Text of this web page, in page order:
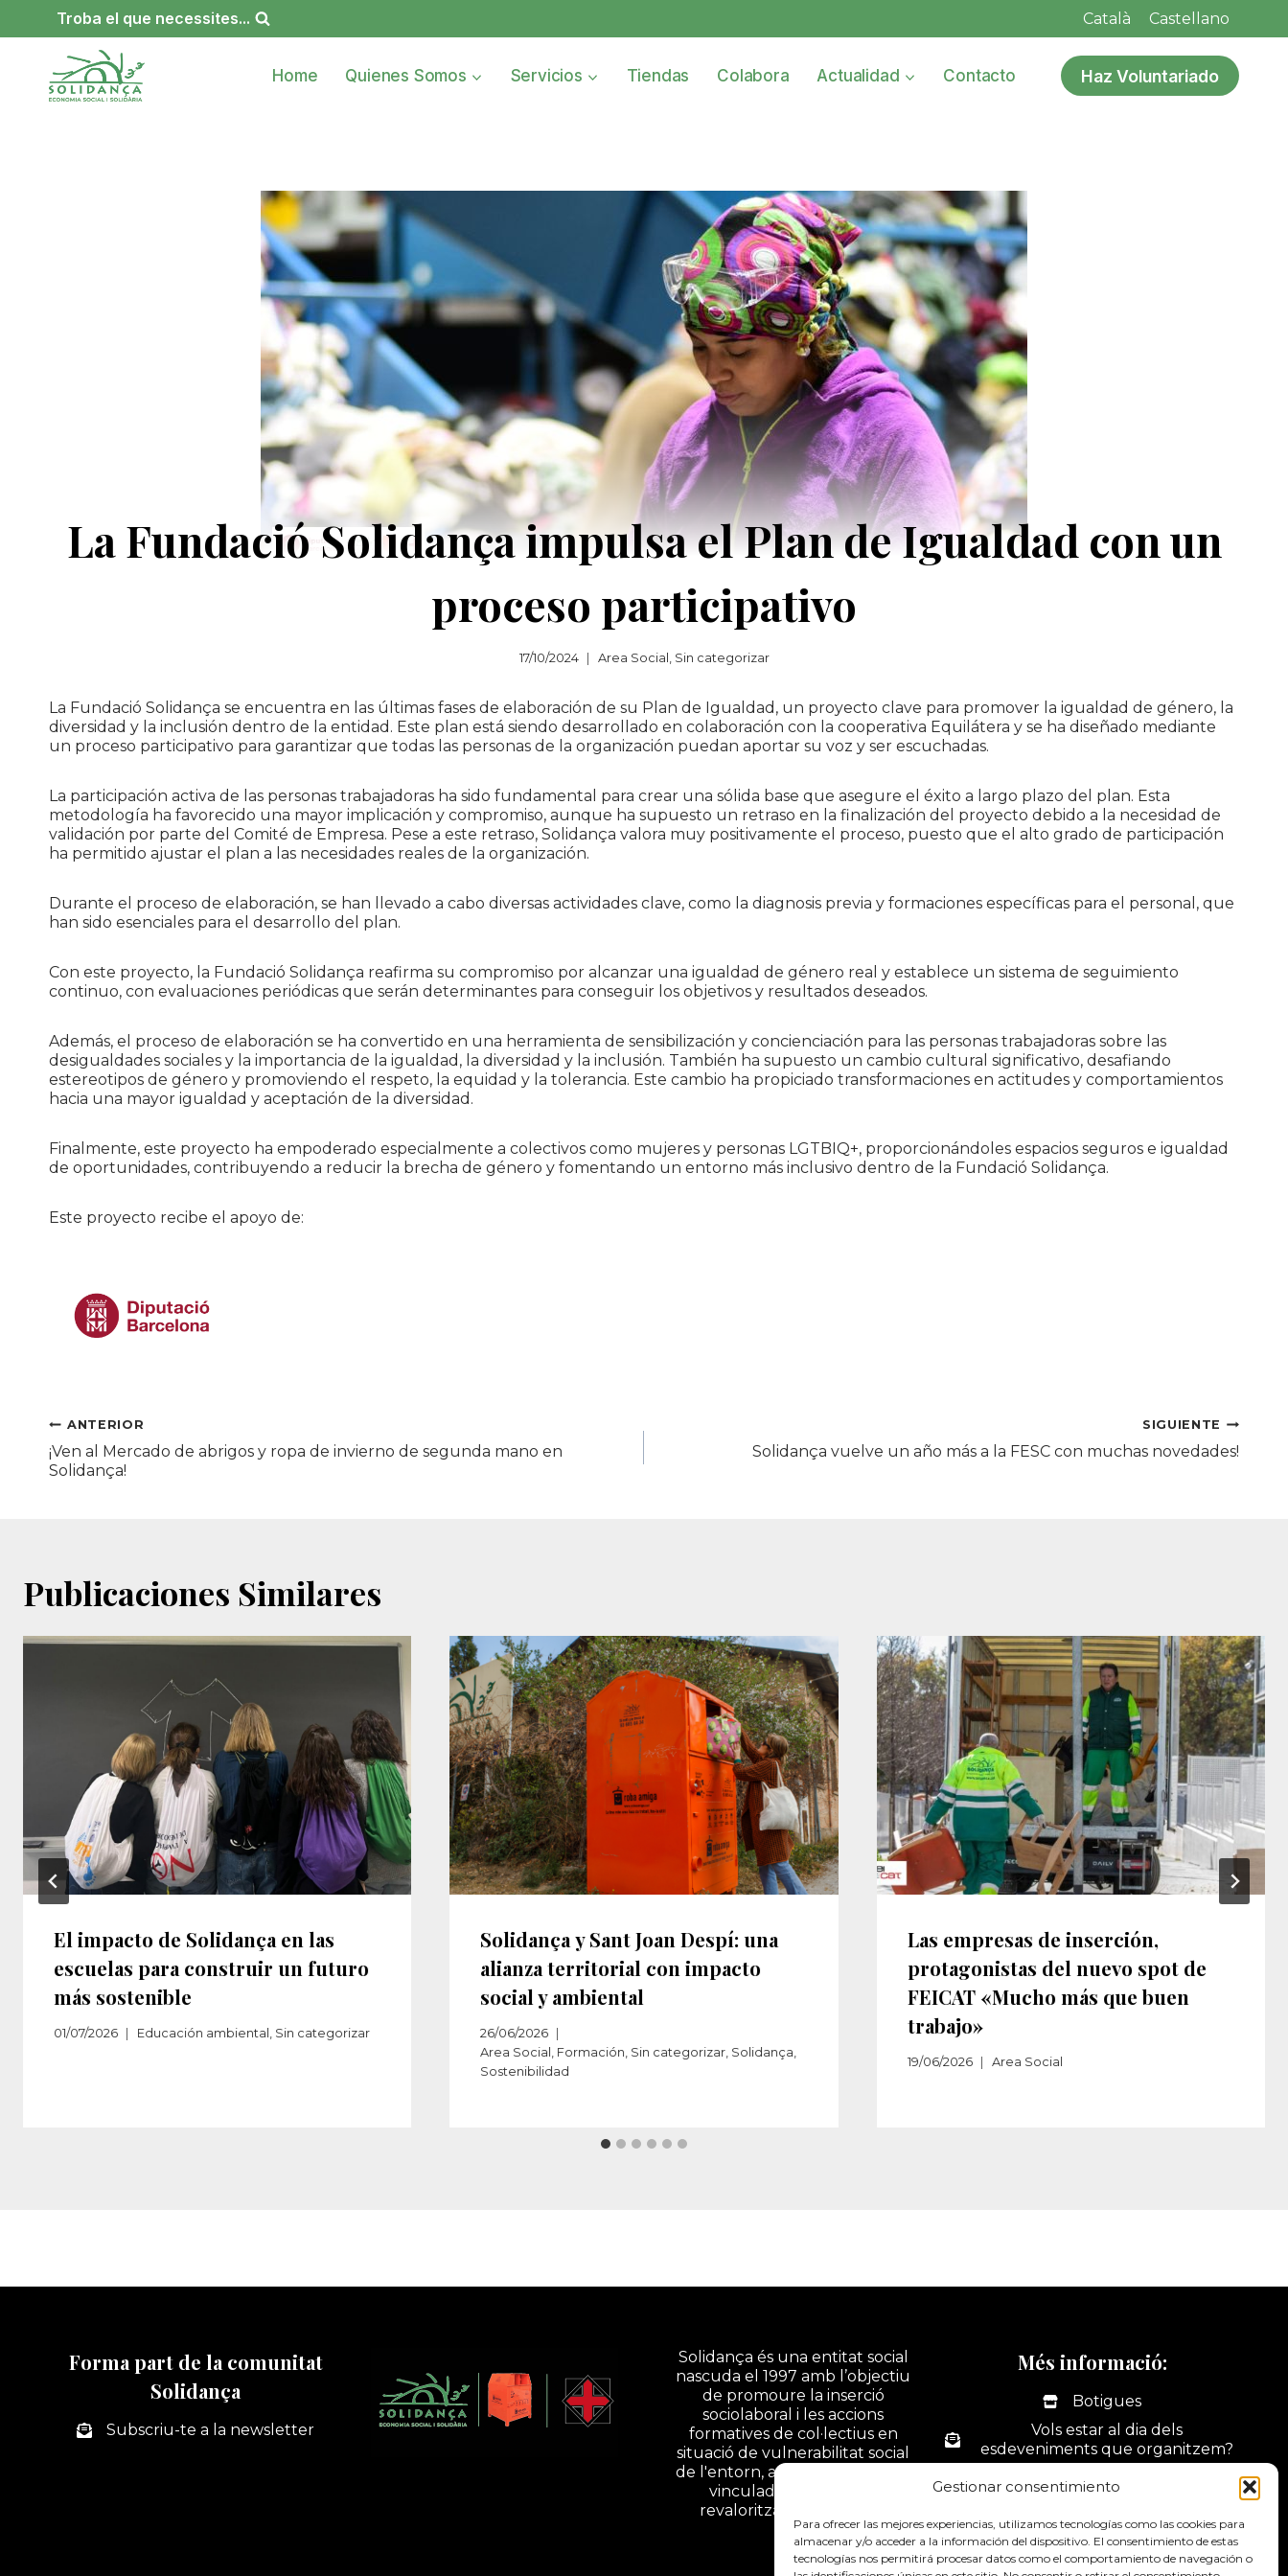
Gestionar consentimiento
Para ofrecer las mejores experiencias, utilizamos tecnologías como las cookies para
almacenar y/o acceder a la información del dispositivo. El consentimiento de estas
tecnologías nos permitirá procesar datos como el comportamiento de navegación o
Troba el que necessites... Català Castellano
Home Quienes Somos Servicios Tiendas Colabora Actualidad Contacto Haz Voluntariado
La Fundació Solidança impulsa el Plan de Igualdad con un
proceso participativo
17/10/2024 Area Social , Sin categorizar
La Fundació Solidança se encuentra en las últimas fases de elaboración de su Plan de Igualdad, un proyecto clave para promover la igualdad de género, la
diversidad y la inclusión dentro de la entidad. Este plan está siendo desarrollado en colaboración con la cooperativa Equilátera y se ha diseñado mediante
un proceso participativo para garantizar que todas las personas de la organización puedan aportar su voz y ser escuchadas.
La participación activa de las personas trabajadoras ha sido fundamental para crear una sólida base que asegure el éxito a largo plazo del plan. Esta
metodología ha favorecido una mayor implicación y compromiso, aunque ha supuesto un retraso en la finalización del proyecto debido a la necesidad de
validación por parte del Comité de Empresa. Pese a este retraso, Solidança valora muy positivamente el proceso, puesto que el alto grado de participación
ha permitido ajustar el plan a las necesidades reales de la organización.
Durante el proceso de elaboración, se han llevado a cabo diversas actividades clave, como la diagnosis previa y formaciones específicas para el personal, que
han sido esenciales para el desarrollo del plan.
Con este proyecto, la Fundació Solidança reafirma su compromiso por alcanzar una igualdad de género real y establece un sistema de seguimiento
continuo, con evaluaciones periódicas que serán determinantes para conseguir los objetivos y resultados deseados.
Además, el proceso de elaboración se ha convertido en una herramienta de sensibilización y concienciación para las personas trabajadoras sobre las
desigualdades sociales y la importancia de la igualdad, la diversidad y la inclusión. También ha supuesto un cambio cultural significativo, desafiando
estereotipos de género y promoviendo el respeto, la equidad y la tolerancia. Este cambio ha propiciado transformaciones en actitudes y comportamientos
hacia una mayor igualdad y aceptación de la diversidad.
Finalmente, este proyecto ha empoderado especialmente a colectivos como mujeres y personas LGTBIQ+, proporcionándoles espacios seguros e igualdad
de oportunidades, contribuyendo a reducir la brecha de género y fomentando un entorno más inclusivo dentro de la Fundació Solidança.
Este proyecto recibe el apoyo de:
Navegación
de
ANTERIOR
¡Ven al Mercado de abrigos y ropa de invierno de segunda mano en
Solidança!
SIGUIENTE
Solidança vuelve un año más a la FESC con muchas novedades!
Publicaciones Similares
El impacto de Solidança en las
escuelas para construir un futuro
más sostenible
01/07/2026 Educación ambiental Sin categorizar
Solidança y Sant Joan Despí: una
alianza territorial con impacto
social y ambiental
26/06/2026
Area Social
Formación Sin categorizar Solidança
Sostenibilidad
Las empresas de inserción,
protagonistas del nuevo spot de
FEICAT «Mucho más que buen
trabajo»
19/06/2026 Area Social
Forma part de la comunitat
Solidança
Subscriu-te a la newsletter
Solidança és una entitat social
nascuda el 1997 amb l’objectiu
de promoure la inserció
sociolaboral i les accions
formatives de col·lectius en
situació de vulnerabilitat social
de l'entorn, a través d'activitats
vinculades a la gestió i
revalorització de residus.
Més informació:
Botigues
Vols estar al dia dels
esdeveniments que organitzem?
La nostra botiga online
Contacte
Canal de denúncies